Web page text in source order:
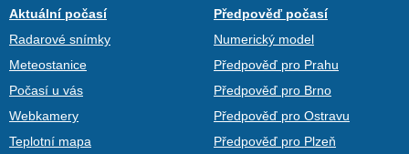
Aktuální počasí
Radarové snímky
Meteostanice
Počasí u vás
Webkamery
Teplotní mapa
Předpověď počasí
Numerický model
Předpověď pro Prahu
Předpověď pro Brno
Předpověď pro Ostravu
Předpověď pro Plzeň